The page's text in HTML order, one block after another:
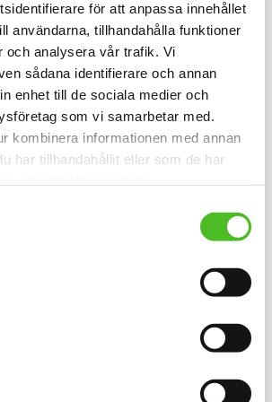
för att anpassa innehållet
användarna, tillhandahålla funktioner
och analysera vår trafik. Vi
sådana identifierare och annan
enhet till de sociala medier och
som vi samarbetar med.
kombinera informationen med annan
har tillhandahållit eller som de har
med
med ett
Lägg till i favoriter
Dekaler med West
Highland White Terrier
Rund dekal i 3D-variant av hög
kvalitet med ett motiv av West
Highland White Terrier. Finns i 3
storlekar 10 cm , 15 cm och 30
cm i diameter.
79SEK
Hoodie med Westie